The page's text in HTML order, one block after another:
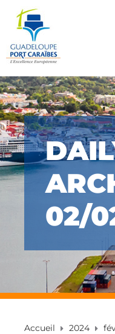
02/
Accueil 2024